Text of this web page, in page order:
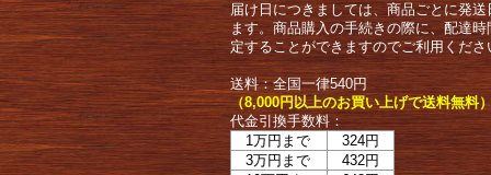
届け日につきましては、商品ごとに発
ます。商品購入の手続きの際に、配達
定することができますのでご利用くださ
送料：全国一律540円
（8,000円以上のお買い上げで送料無料
代金引換手数料：
1万円まで
324円
3万円まで
432円